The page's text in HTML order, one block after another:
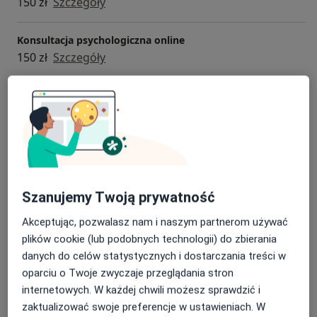
Konsultacja psychologiczna online
150 zł Szczegóły
Konsultacja seksuologiczna
150 zł Szczegóły
Psychoterapia
150 zł Szczegóły
Psychoterapia indywidualna
150 zł Szczegóły
+ 4 usługi
W jaki sposób ustalane są ceny?
Szanujemy Twoją prywatność
Akceptując, pozwalasz nam i naszym partnerom używać
plików cookie (lub podobnych technologii) do zbierania
danych do celów statystycznych i dostarczania treści w
oparciu o Twoje zwyczaje przeglądania stron
internetowych. W każdej chwili możesz sprawdzić i
zaktualizować swoje preferencje w ustawieniach. W